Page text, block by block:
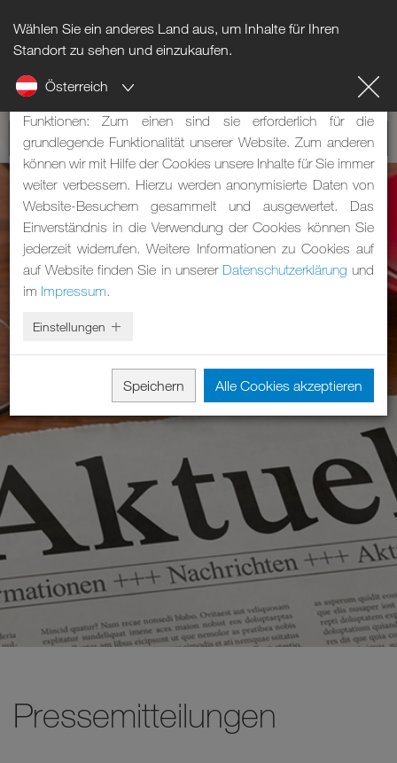
Wählen Sie ein anderes Land aus, um Inhalte für Ihren
Standort zu sehen und einzukaufen.
Österreich
Pressemitteilungen
Hinweis zu Cookies
Unsere Webseite verwendet Cookies. Diese haben zwei
Funktionen: Zum einen sind sie erforderlich für die
grundlegende Funktionalität unserer Website. Zum anderen
können wir mit Hilfe der Cookies unsere Inhalte für Sie immer
weiter verbessern. Hierzu werden anonymisierte Daten von
Website-Besuchern gesammelt und ausgewertet. Das
Einverständnis in die Verwendung der Cookies können Sie
jederzeit widerrufen. Weitere Informationen zu Cookies auf
auf Website finden Sie in unserer Datenschutzerklärung und
im Impressum.
Einstellungen
Speichern Alle Cookies akzeptieren